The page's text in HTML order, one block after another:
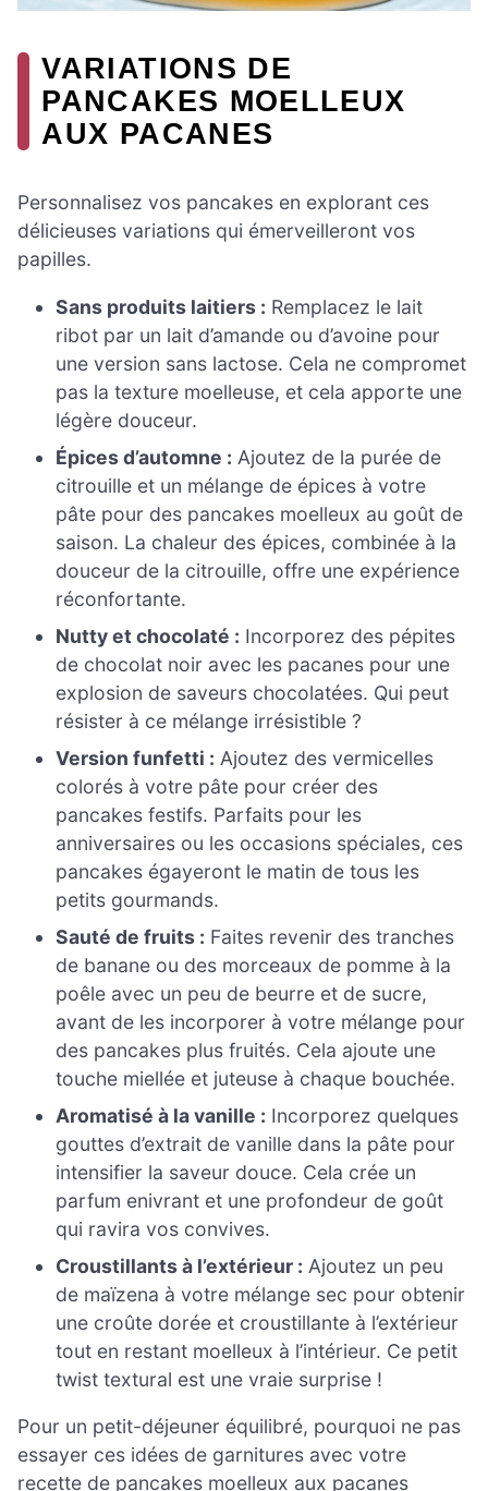
VARIATIONS DE
PANCAKES MOELLEUX
AUX PACANES
Personnalisez vos pancakes en explorant ces
délicieuses variations qui émerveilleront vos
papilles.
Sans produits laitiers : Remplacez le lait
ribot par un lait d’amande ou d’avoine pour
une version sans lactose. Cela ne compromet
pas la texture moelleuse, et cela apporte une
légère douceur.
Épices d’automne : Ajoutez de la purée de
citrouille et un mélange de épices à votre
pâte pour des pancakes moelleux au goût de
saison. La chaleur des épices, combinée à la
douceur de la citrouille, offre une expérience
réconfortante.
Nutty et chocolaté : Incorporez des pépites
de chocolat noir avec les pacanes pour une
explosion de saveurs chocolatées. Qui peut
résister à ce mélange irrésistible ?
Version funfetti : Ajoutez des vermicelles
colorés à votre pâte pour créer des
pancakes festifs. Parfaits pour les
anniversaires ou les occasions spéciales, ces
pancakes égayeront le matin de tous les
petits gourmands.
Sauté de fruits : Faites revenir des tranches
de banane ou des morceaux de pomme à la
poêle avec un peu de beurre et de sucre,
avant de les incorporer à votre mélange pour
des pancakes plus fruités. Cela ajoute une
touche miellée et juteuse à chaque bouchée.
Aromatisé à la vanille : Incorporez quelques
gouttes d’extrait de vanille dans la pâte pour
intensifier la saveur douce. Cela crée un
parfum enivrant et une profondeur de goût
qui ravira vos convives.
Croustillants à l’extérieur : Ajoutez un peu
de maïzena à votre mélange sec pour obtenir
une croûte dorée et croustillante à l’extérieur
tout en restant moelleux à l’intérieur. Ce petit
twist textural est une vraie surprise !
Pour un petit-déjeuner équilibré, pourquoi ne pas
essayer ces idées de garnitures avec votre
recette de pancakes moelleux aux pacanes